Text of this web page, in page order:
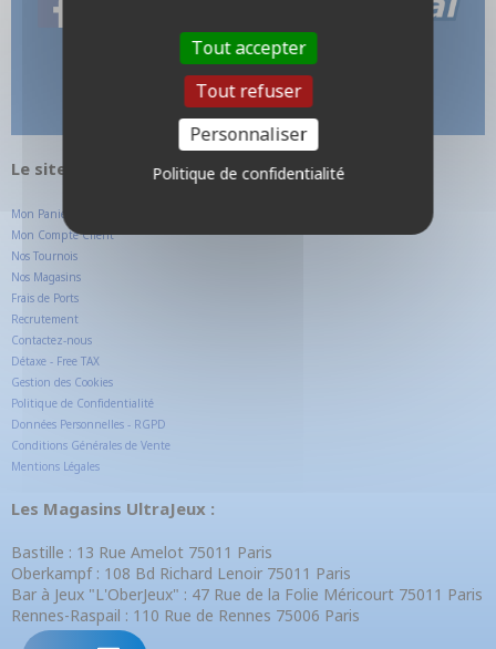
Le site internet UltraJeux.com
Mon Panier
Mon Compte Client
Nos Tournois
Nos Magasins
Frais de Ports
Recrutement
Contactez-nous
Détaxe - Free TAX
Gestion des Cookies
Politique de Confidentialité
Données Personnelles - RGPD
Conditions Générales de Vente
Mentions Légales
Les Magasins UltraJeux :
Bastille : 13 Rue Amelot 75011 Paris
Oberkampf : 108 Bd Richard Lenoir 75011 Paris
Bar à Jeux "L'OberJeux" : 47 Rue de la Folie Méricourt 75011 Paris
Rennes-Raspail : 110 Rue de Rennes 75006 Paris
Tout accepter
Tout refuser
Personnaliser
Politique de confidentialité